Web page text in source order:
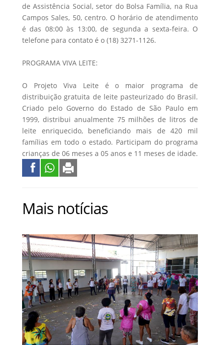
de Assistência Social, setor do Bolsa Família, na Rua
Campos Sales, 50, centro. O horário de atendimento
é das 08:00 às 13:00, de segunda a sexta-feira. O
telefone para contato é o (18) 3271-1126.
PROGRAMA VIVA LEITE:
O Projeto Viva Leite é o maior programa de
distribuição gratuita de leite pasteurizado do Brasil.
Criado pelo Governo do Estado de São Paulo em
1999, distribui anualmente 75 milhões de litros de
leite enriquecido, beneficiando mais de 420 mil
famílias em todo o estado. Participam do programa
crianças de 06 meses a 05 anos e 11 meses de idade.
Mais notícias